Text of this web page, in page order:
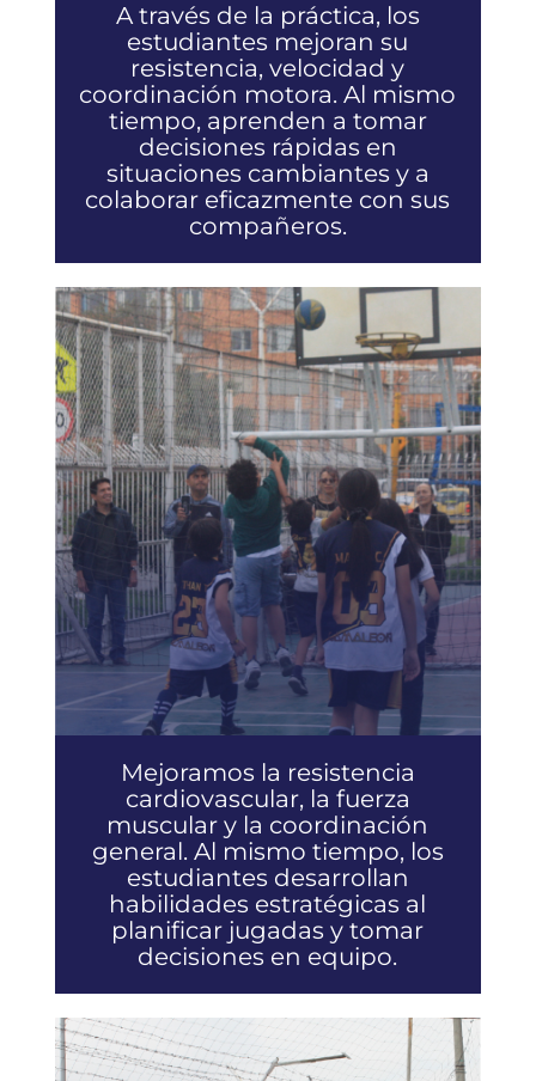
A través de la práctica, los
estudiantes mejoran su
resistencia, velocidad y
coordinación motora. Al mismo
tiempo, aprenden a tomar
decisiones rápidas en
situaciones cambiantes y a
colaborar eficazmente con sus
compañeros.
Mejoramos la resistencia
cardiovascular, la fuerza
muscular y la coordinación
general. Al mismo tiempo, los
estudiantes desarrollan
habilidades estratégicas al
planificar jugadas y tomar
decisiones en equipo.